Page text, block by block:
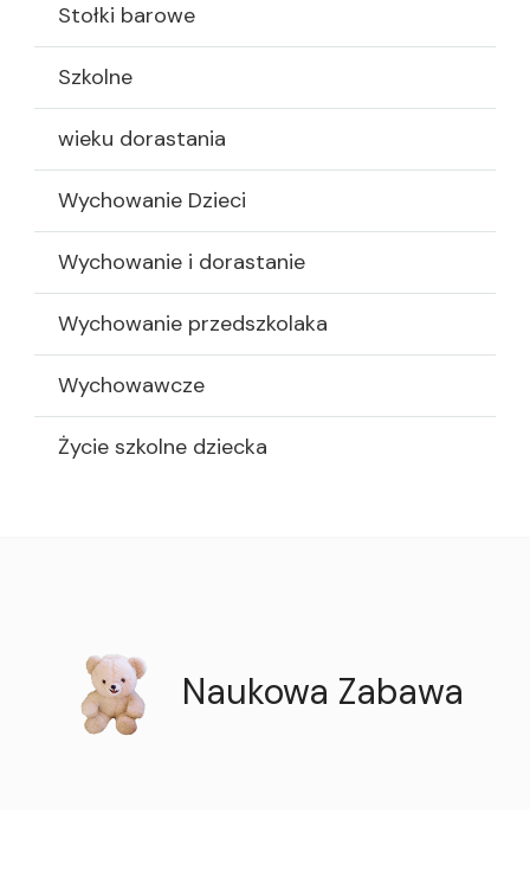
Stołki barowe
Szkolne
wieku dorastania
Wychowanie Dzieci
Wychowanie i dorastanie
Wychowanie przedszkolaka
Wychowawcze
Życie szkolne dziecka
Naukowa Zabawa